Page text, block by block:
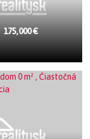
175,000 €